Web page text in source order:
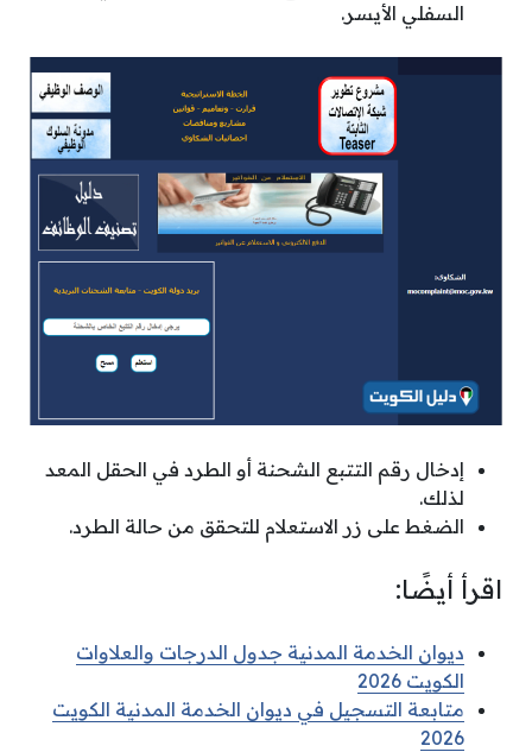
السفلي الأيسر.
إدخال رقم التتبع الشحنة أو الطرد في الحقل المعد
لذلك.
الضغط على زر الاستعلام للتحقق من حالة الطرد.
اقرأ أيضًا:
ديوان الخدمة المدنية جدول الدرجات والعلاوات
الكويت 2026
متابعة التسجيل في ديوان الخدمة المدنية الكويت
2026